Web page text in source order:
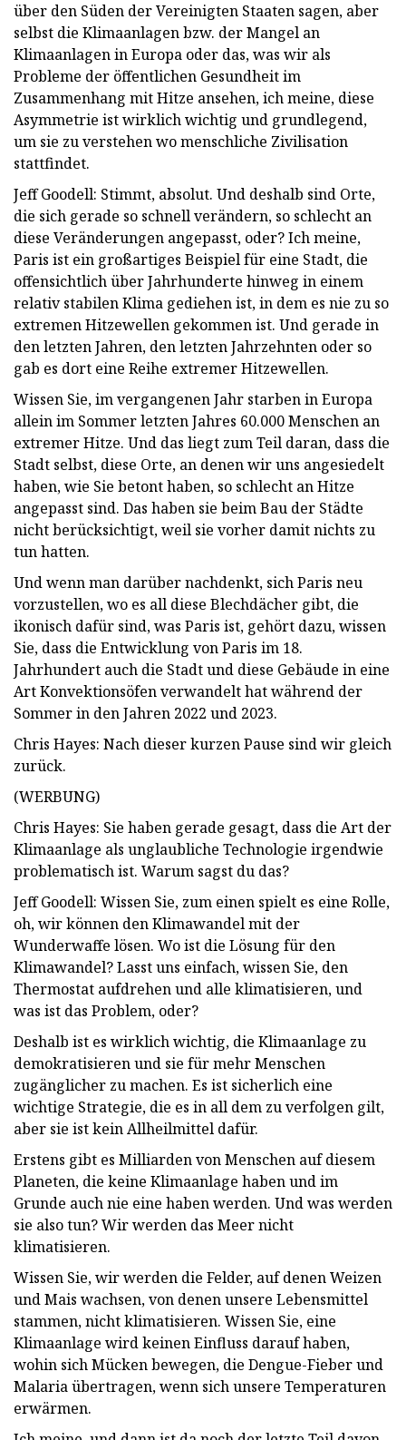
über den Süden der Vereinigten Staaten sagen, aber
selbst die Klimaanlagen bzw. der Mangel an
Klimaanlagen in Europa oder das, was wir als
Probleme der öffentlichen Gesundheit im
Zusammenhang mit Hitze ansehen, ich meine, diese
Asymmetrie ist wirklich wichtig und grundlegend,
um sie zu verstehen wo menschliche Zivilisation
stattfindet.
Jeff Goodell: Stimmt, absolut. Und deshalb sind Orte,
die sich gerade so schnell verändern, so schlecht an
diese Veränderungen angepasst, oder? Ich meine,
Paris ist ein großartiges Beispiel für eine Stadt, die
offensichtlich über Jahrhunderte hinweg in einem
relativ stabilen Klima gediehen ist, in dem es nie zu so
extremen Hitzewellen gekommen ist. Und gerade in
den letzten Jahren, den letzten Jahrzehnten oder so
gab es dort eine Reihe extremer Hitzewellen.
Wissen Sie, im vergangenen Jahr starben in Europa
allein im Sommer letzten Jahres 60.000 Menschen an
extremer Hitze. Und das liegt zum Teil daran, dass die
Stadt selbst, diese Orte, an denen wir uns angesiedelt
haben, wie Sie betont haben, so schlecht an Hitze
angepasst sind. Das haben sie beim Bau der Städte
nicht berücksichtigt, weil sie vorher damit nichts zu
tun hatten.
Und wenn man darüber nachdenkt, sich Paris neu
vorzustellen, wo es all diese Blechdächer gibt, die
ikonisch dafür sind, was Paris ist, gehört dazu, wissen
Sie, dass die Entwicklung von Paris im 18.
Jahrhundert auch die Stadt und diese Gebäude in eine
Art Konvektionsöfen verwandelt hat während der
Sommer in den Jahren 2022 und 2023.
Chris Hayes: Nach dieser kurzen Pause sind wir gleich
zurück.
(WERBUNG)
Chris Hayes: Sie haben gerade gesagt, dass die Art der
Klimaanlage als unglaubliche Technologie irgendwie
problematisch ist. Warum sagst du das?
Jeff Goodell: Wissen Sie, zum einen spielt es eine Rolle,
oh, wir können den Klimawandel mit der
Wunderwaffe lösen. Wo ist die Lösung für den
Klimawandel? Lasst uns einfach, wissen Sie, den
Thermostat aufdrehen und alle klimatisieren, und
was ist das Problem, oder?
Deshalb ist es wirklich wichtig, die Klimaanlage zu
demokratisieren und sie für mehr Menschen
zugänglicher zu machen. Es ist sicherlich eine
wichtige Strategie, die es in all dem zu verfolgen gilt,
aber sie ist kein Allheilmittel dafür.
Erstens gibt es Milliarden von Menschen auf diesem
Planeten, die keine Klimaanlage haben und im
Grunde auch nie eine haben werden. Und was werden
sie also tun? Wir werden das Meer nicht
klimatisieren.
Wissen Sie, wir werden die Felder, auf denen Weizen
und Mais wachsen, von denen unsere Lebensmittel
stammen, nicht klimatisieren. Wissen Sie, eine
Klimaanlage wird keinen Einfluss darauf haben,
wohin sich Mücken bewegen, die Dengue-Fieber und
Malaria übertragen, wenn sich unsere Temperaturen
erwärmen.